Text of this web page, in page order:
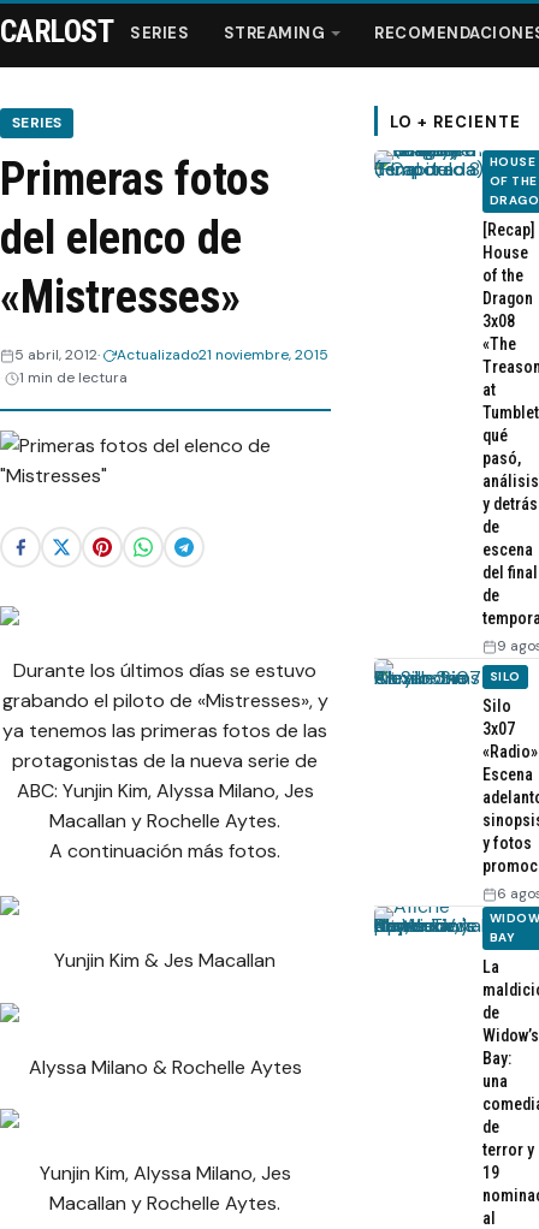
Series
Streaming
Recomendaciones
Videos
Webisodios
CARLOST SERIES STREAMING
SERIES
Primeras fotos
del elenco de
«Mistresses»
5 abril, 2012 Actualizado21 noviembre, 2015
1 min de lectura
Durante los últimos días se estuvo
grabando el piloto de «Mistresses», y
ya tenemos las primeras fotos de las
protagonistas de la nueva serie de
ABC: Yunjin Kim, Alyssa Milano, Jes
Macallan y Rochelle Aytes.
A continuación más fotos.
Yunjin Kim & Jes Macallan
Alyssa Milano & Rochelle Aytes
Yunjin Kim, Alyssa Milano, Jes
Macallan y Rochelle Aytes.
LO + RECIENTE
HOUSE
OF THE
[Recap]
House
of the
Dragon
3x08
«The
at
qué
pasó,
análisis
y detrás
de
escena
del final
de
9
SILO
Silo
3x07
Escena
y fotos
6
BAY
La
de
Widow’s
Bay:
una
de
terror y
19
al